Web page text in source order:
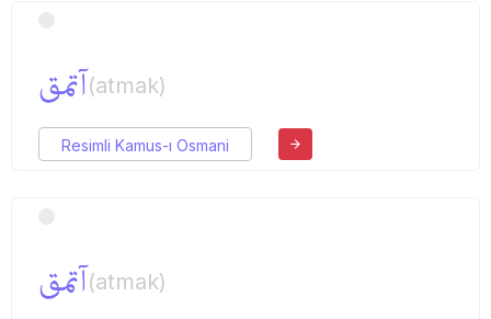
آتمق(atmak)
Resimli Kamus-ı Osmani
آتمق(atmak)